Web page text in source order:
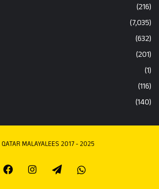
(216)
(7,035)
(632)
(201)
(1)
(116)
(140)
MALAYALEES 2017 - 2025
FacebookInstagramTelegramWhatsapp